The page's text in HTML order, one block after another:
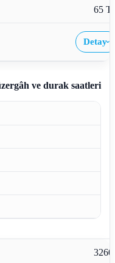
65
Detay›
ve durak saatleri